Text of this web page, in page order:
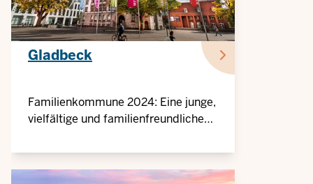
Gladbeck
Familienkommune 2024: Eine junge,
vielfältige und familienfreundliche